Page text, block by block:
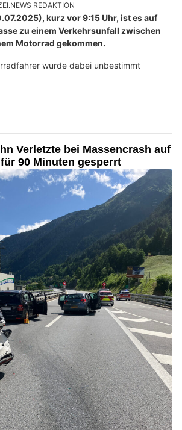
REDAKTION
kurz vor 9:15 Uhr, ist es auf
zu einem Verkehrsunfall zwischen
Motorrad gekommen.
wurde dabei unbestimmt
Verletzte bei Massencrash auf
90 Minuten gesperrt